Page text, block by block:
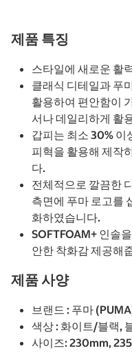
제품 특징
스타일에 새로운 활
클래식 디테일과 푸
활용하여 편안함이
서나 데일리하게 활
갑피는 최소 30% 이
피혁을 활용해 제작
다.
전체적으로 깔끔한
측면에 푸마 로고를
화하였습니다.
SOFTFOAM+ 인솔
안한 착화감 제공해
제품 사양
브랜드 : 푸마
색상 : 화이트/블랙,
사이즈: 230mm,